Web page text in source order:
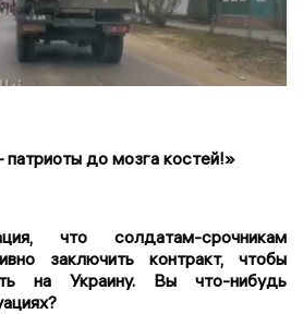
до мозга костей!»
что солдатам-срочникам
заключить контракт, чтобы
на Украину. Вы что-нибудь